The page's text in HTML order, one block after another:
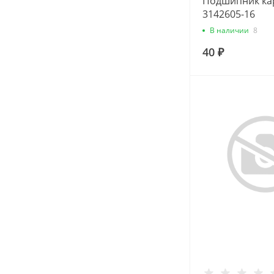
3142605-16
В наличии 8
40 ₽